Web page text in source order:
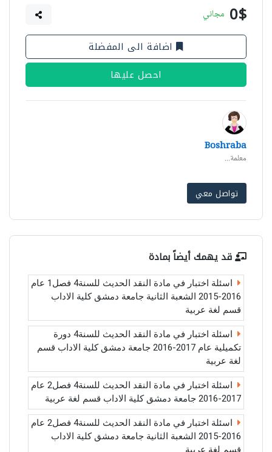
0$ مجاني
اضافة الى المفضلة
احصل عليها
Boshraba
معلمة...
تواصل معي
قد يهمك أيضاً بمادة
اسئلة اختبار في مادة النقد الحديث للسنة4 فصل1 عام
2016-2015 الشعبة الثانية جامعة دمشق كلية الاداب
قسم لغة عربية
اسئلة اختبار في مادة النقد الحديث للسنة4 دورة
تكميلية عام 2017-2016 جامعة دمشق كلية الاداب قسم
لغة عربية
اسئلة اختبار في مادة النقد الحديث للسنة4 فصل2 عام
2017-2016 جامعة دمشق كلية الاداب قسم لغة عربية
اسئلة اختبار في مادة النقد الحديث للسنة4 فصل2 عام
2016-2015 الشعبة الثانية جامعة دمشق كلية الاداب